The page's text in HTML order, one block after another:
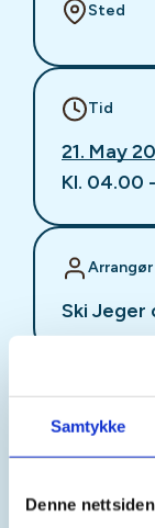
Samtykke
Denne
Sted
Tid
21. May
Kl. 04.00
Arrangør
Ski Jeger
https://
e.no